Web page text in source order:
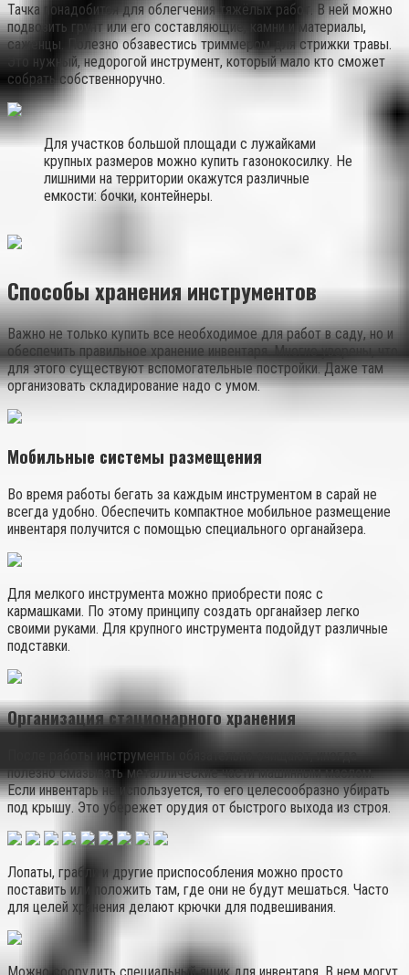
Тачка понадобится для облегчения тяжёлых работ. В ней можно
подвозить грунт или его составляющие, камни и материалы,
саженцы. Полезно обзавестись триммером для стрижки травы.
Это нужный, недорогой инструмент, который мало кто сможет
собрать собственноручно.
Для участков большой площади с лужайками
крупных размеров можно купить газонокосилку. Не
лишними на территории окажутся различные
емкости: бочки, контейнеры.
Способы хранения инструментов
Важно не только купить все необходимое для работ в саду, но и
обеспечить правильное хранение инвентаря. Многие уверены, что
для этого существуют вспомогательные постройки. Даже там
организовать складирование надо с умом.
Мобильные системы размещения
Во время работы бегать за каждым инструментом в сарай не
всегда удобно. Обеспечить компактное мобильное размещение
инвентаря получится с помощью специального органайзера.
Для мелкого инструмента можно приобрести пояс с
кармашками. По этому принципу создать органайзер легко
своими руками. Для крупного инструмента подойдут различные
подставки.
Организация стационарного хранения
После работы инструменты обязательно очищают, иногда
полезно смазывать металлические части машинным маслом.
Если инвентарь не используется, то его целесообразно убирать
под крышу. Это убережет орудия от быстрого выхода из строя.
Лопаты, грабли и другие приспособления можно просто
поставить или положить там, где они не будут мешаться. Часто
для целей хранения делают крючки для подвешивания.
Можно соорудить специальный ящик для инвентаря. В нем могут